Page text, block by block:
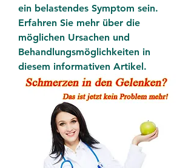
ein belastendes Symptom sein.
Erfahren Sie mehr über die
möglichen Ursachen und
Behandlungsmöglichkeiten in
diesem informativen Artikel.